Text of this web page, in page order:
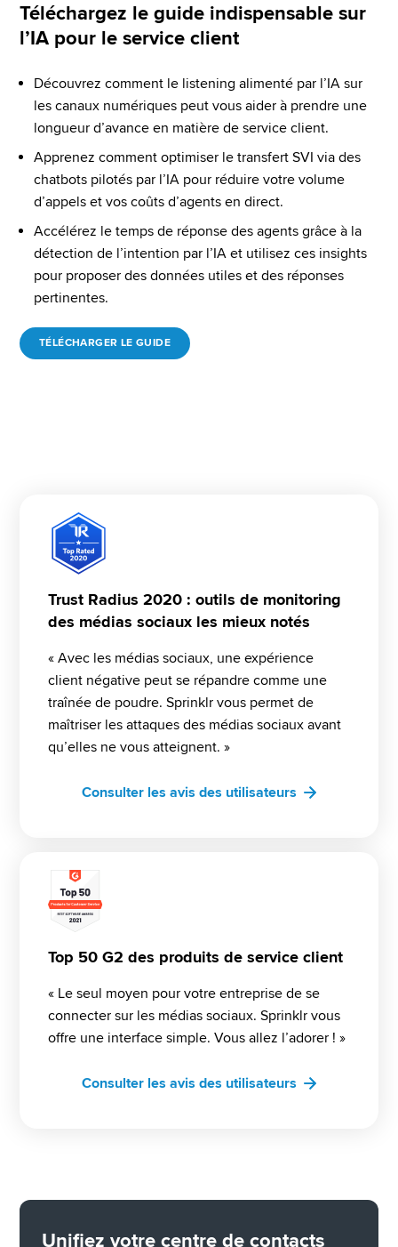
Téléchargez le guide indispensable sur
l’IA pour le service client
Découvrez comment le listening alimenté par l’IA sur
les canaux numériques peut vous aider à prendre une
longueur d’avance en matière de service client.
Apprenez comment optimiser le transfert SVI via des
chatbots pilotés par l’IA pour réduire votre volume
d’appels et vos coûts d’agents en direct.
Accélérez le temps de réponse des agents grâce à la
détection de l’intention par l’IA et utilisez ces insights
pour proposer des données utiles et des réponses
pertinentes.
TÉLÉCHARGER LE GUIDE
Trust Radius 2020 : outils de monitoring
des médias sociaux les mieux notés
« Avec les médias sociaux, une expérience
client négative peut se répandre comme une
traînée de poudre. Sprinklr vous permet de
maîtriser les attaques des médias sociaux avant
qu’elles ne vous atteignent. »
Consulter les avis des utilisateurs
Top 50 G2 des produits de service client
« Le seul moyen pour votre entreprise de se
connecter sur les médias sociaux. Sprinklr vous
offre une interface simple. Vous allez l’adorer ! »
Consulter les avis des utilisateurs
Unifiez votre centre de contacts